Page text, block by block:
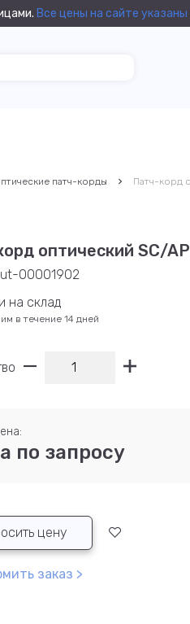
Все цены на сайте
патч-корды Патч-корд
оптический SC/
ut-00001902
на склад
в течение 14 дней
по запросу
цену
заказ >